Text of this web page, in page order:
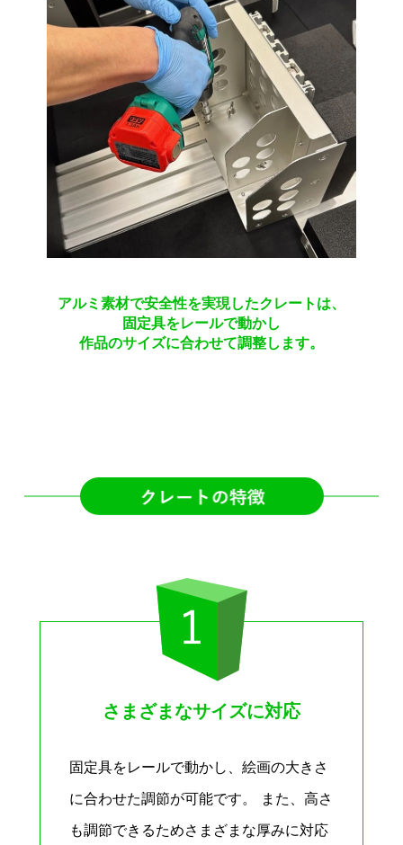
アルミ素材で安全性を実現したクレートは、
固定具をレールで動かし
作品のサイズに合わせて調整します。
さまざまなサイズに対応
固定具をレールで動かし、絵画の大きさ
に合わせた調節が可能です。 また、高さ
も調節できるためさまざまな厚みに対応